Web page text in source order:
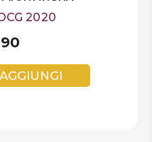
2020
AGGIUNGI